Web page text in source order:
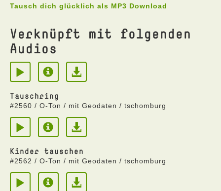
Tausch dich glücklich als MP3 Download
Verknüpft mit folgenden
Audios
Tauschring
#2560 / O-Ton / mit Geodaten / tschomburg
Kinder tauschen
#2562 / O-Ton / mit Geodaten / tschomburg